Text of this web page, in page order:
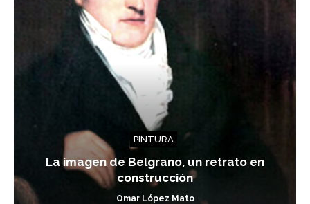
PINTURA
La imagen de Belgrano, un retrato en
construcción
Omar López Mato